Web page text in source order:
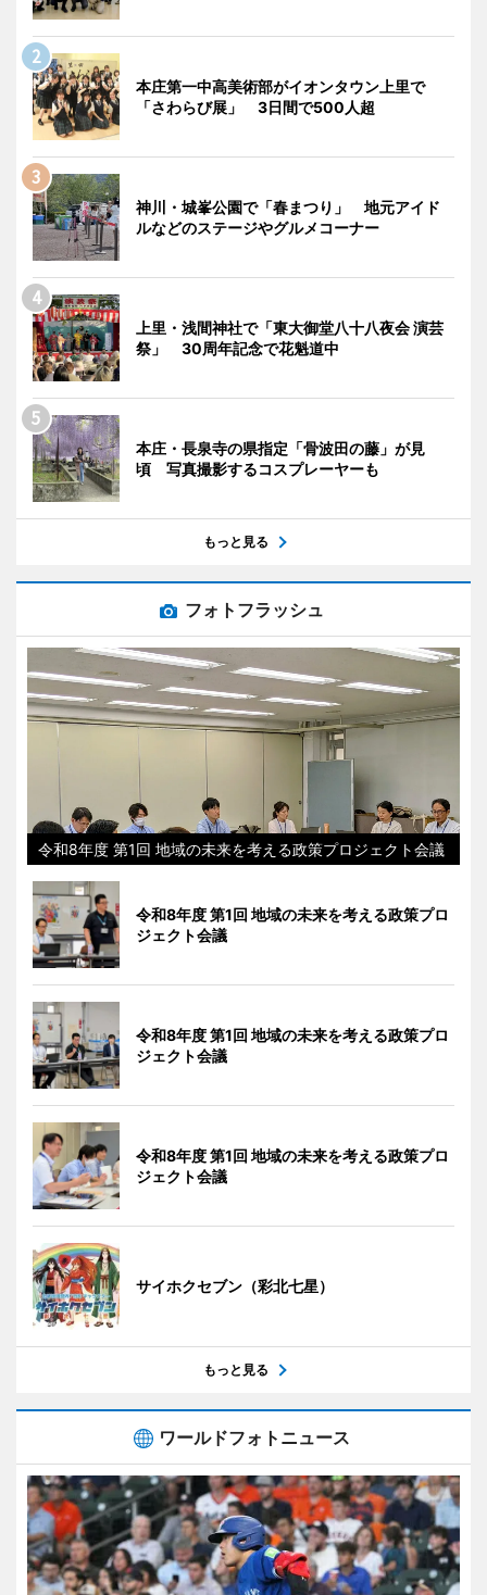
本庄第一中高美術部がイオンタウン上里で
「さわらび展」 3日間で500人超
神川・城峯公園で「春まつり」 地元アイド
ルなどのステージやグルメコーナー
上里・浅間神社で「東大御堂八十八夜会 演芸
祭」 30周年記念で花魁道中
本庄・長泉寺の県指定「骨波田の藤」が見
頃 写真撮影するコスプレーヤーも
もっと見る
フォトフラッシュ
令和8年度 第1回 地域の未来を考える政策プロジェクト会議
令和8年度 第1回 地域の未来を考える政策プロ
ジェクト会議
令和8年度 第1回 地域の未来を考える政策プロ
ジェクト会議
令和8年度 第1回 地域の未来を考える政策プロ
ジェクト会議
サイホクセブン（彩北七星）
もっと見る
ワールドフォトニュース